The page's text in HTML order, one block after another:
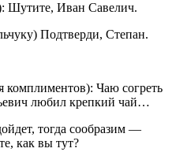
Шутите, Иван Савелич.
Подтверди, Степан.
Чаю согреть
любил крепкий чай…
тогда сообразим —
как вы тут?